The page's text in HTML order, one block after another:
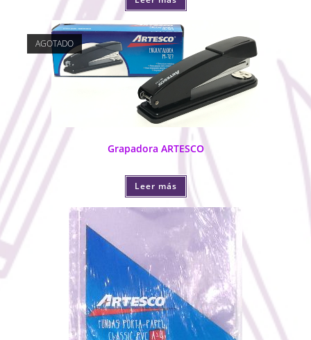
AGOTADO
Grapadora ARTESCO
Leer más